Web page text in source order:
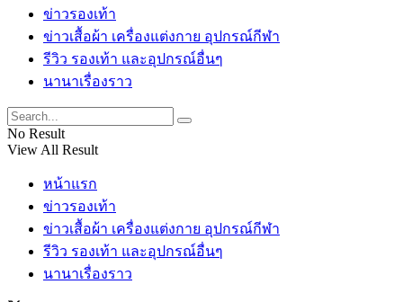
ข่าวรองเท้า
ข่าวเสื้อผ้า เครื่องแต่งกาย อุปกรณ์กีฬา
รีวิว รองเท้า และอุปกรณ์อื่นๆ
นานาเรื่องราว
No Result
View All Result
หน้าแรก
ข่าวรองเท้า
ข่าวเสื้อผ้า เครื่องแต่งกาย อุปกรณ์กีฬา
รีวิว รองเท้า และอุปกรณ์อื่นๆ
นานาเรื่องราว